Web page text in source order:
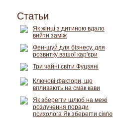
Статьи
Як жінці з дитиною вдало
вийти заміж
Фен-шуй для бізнесу, для
розвитку вашої кар'єри
Три чайні світи Фуцзяні
Ключові фактори, що
впливають на смак кави
Як зберегти шлюб на межі
розлучення поради
психолога Як зберегти сім'ю